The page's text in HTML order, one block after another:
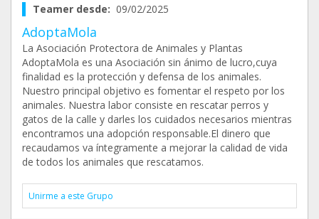
Teamer desde: 09/02/2025
AdoptaMola
La Asociación Protectora de Animales y Plantas
AdoptaMola es una Asociación sin ánimo de lucro,cuya
finalidad es la protección y defensa de los animales.
Nuestro principal objetivo es fomentar el respeto por los
animales. Nuestra labor consiste en rescatar perros y
gatos de la calle y darles los cuidados necesarios mientras
encontramos una adopción responsable.El dinero que
recaudamos va íntegramente a mejorar la calidad de vida
de todos los animales que rescatamos.
Unirme a este Grupo